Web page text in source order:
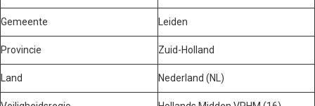
Gemeente Leiden
Provincie Zuid-Holland
Land Nederland (NL)